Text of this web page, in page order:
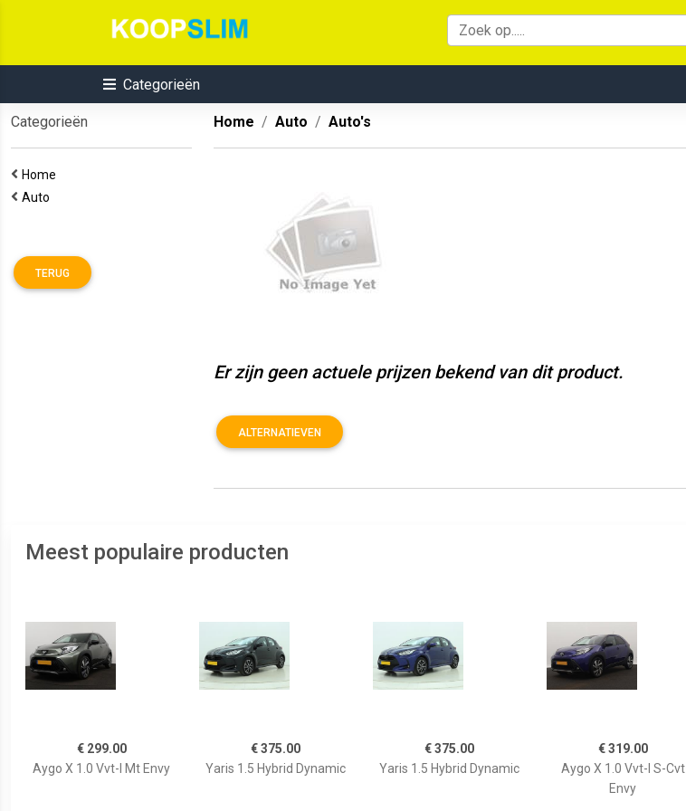
Categorieën
Categorieën
Home
Auto
TERUG
Home Auto Auto's
Er zijn geen actuele prijzen bekend van dit product.
ALTERNATIEVEN
Meest populaire producten
€ 299.00
Aygo X 1.0 Vvt-I Mt Envy
€ 375.00
Yaris 1.5 Hybrid Dynamic
€ 375.00
Yaris 1.5 Hybrid Dynamic
€ 319.00
Aygo X 1.0 Vvt-I S-Cvt
Envy